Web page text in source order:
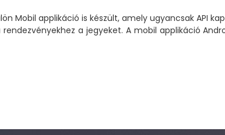
Mobil applikáció is készült, amely ugyancsak API
a jegyeket. A mobil applikáció